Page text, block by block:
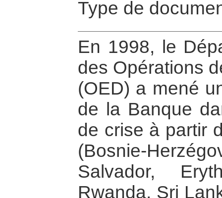
Type de
En 1998, le
des Opérations
(OED) a mené
de la Banque
de crise à partir
(Bosnie-
Salvador,
Rwanda, Sri